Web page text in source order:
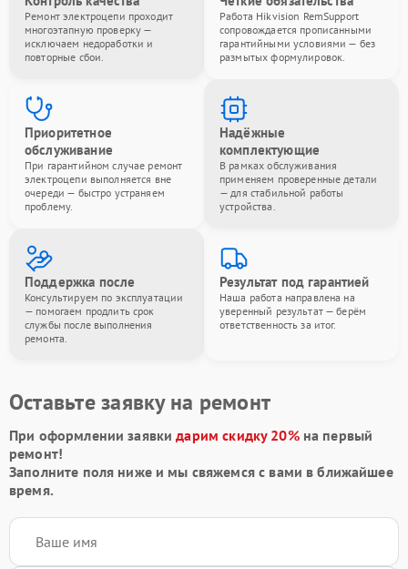
Ремонт электроцепи проходит
многоэтапную проверку —
исключаем недоработки и
повторные сбои.
Работа Hikvision RemSupport
сопровождается прописанными
гарантийными условиями — без
размытых формулировок.
Приоритетное
обслуживание
При гарантийном случае ремонт
электроцепи выполняется вне
очереди — быстро устраняем
проблему.
Надёжные
комплектующие
В рамках обслуживания
применяем проверенные детали
— для стабильной работы
устройства.
Поддержка после
Консультируем по эксплуатации
— помогаем продлить срок
службы после выполнения
ремонта.
Результат под гарантией
Наша работа направлена на
уверенный результат — берём
ответственность за итог.
Оставьте заявку на ремонт
При оформлении заявкидарим скидку 20%на первый
ремонт!
Заполните поля ниже и мы свяжемся с вами в ближайшее
время.